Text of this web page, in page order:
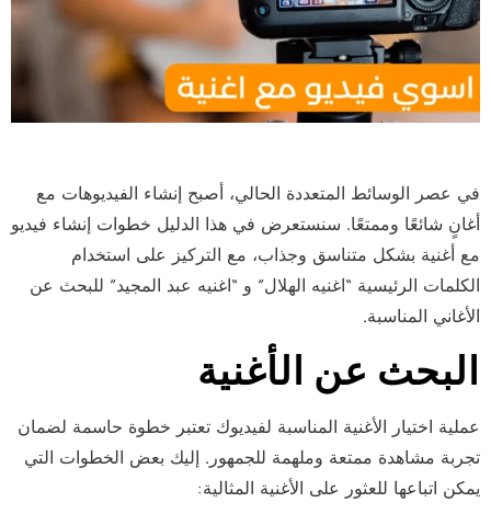
في عصر الوسائط المتعددة الحالي، أصبح إنشاء الفيديوهات مع
أغانٍ شائعًا وممتعًا. سنستعرض في هذا الدليل خطوات إنشاء فيديو
مع أغنية بشكل متناسق وجذاب، مع التركيز على استخدام
الكلمات الرئيسية “اغنيه الهلال” و “اغنيه عبد المجيد” للبحث عن
الأغاني المناسبة.
البحث عن الأغنية
عملية اختيار الأغنية المناسبة لفيديوك تعتبر خطوة حاسمة لضمان
تجربة مشاهدة ممتعة وملهمة للجمهور. إليك بعض الخطوات التي
يمكن اتباعها للعثور على الأغنية المثالية: